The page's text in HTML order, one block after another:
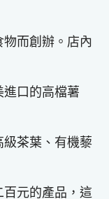
而創辦。店內
口的高檔薯
茶葉、有機藜
元的產品，這